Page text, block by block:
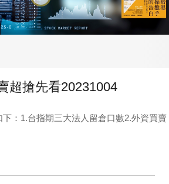
超搶先看20231004
：1.台指期三大法人留倉口數2.外資買賣